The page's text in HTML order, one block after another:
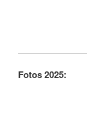
Fotos 2025: